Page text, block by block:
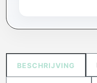
BESCHRIJVING